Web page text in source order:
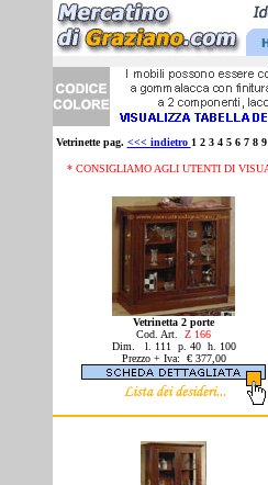
Vetrinette pag. <<< indietro 1 2 3 4 5 6 7 8 9
* CONSIGLIAMO AGLI UTENTI DI
Vetrinetta 2 porte
Cod. Art. Z 166
Dim. l. 111 p. 40 h. 100
Prezzo + Iva: € 377,00